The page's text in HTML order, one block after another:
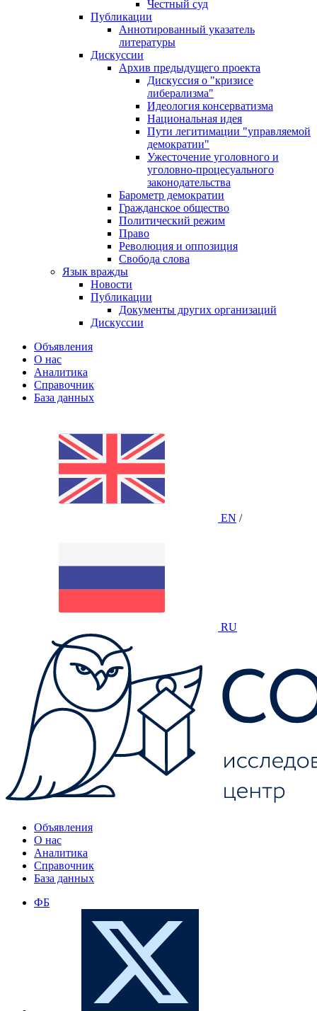
Честный суд
Публикации
Аннотированный указатель
литературы
Дискуссии
Архив предыдущего проекта
Дискуссия о "кризисе
либерализма"
Идеология консерватизма
Национальная идея
Пути легитимации "управляемой
демократии"
Ужесточение уголовного и
уголовно-процесуального
законодательства
Барометр демократии
Гражданское общество
Политический режим
Право
Революция и оппозиция
Свобода слова
Язык вражды
Новости
Публикации
Документы других организаций
Дискуссии
Объявления
О нас
Аналитика
Справочник
База данных
EN /
RU
Объявления
О нас
Аналитика
Справочник
База данных
ФБ